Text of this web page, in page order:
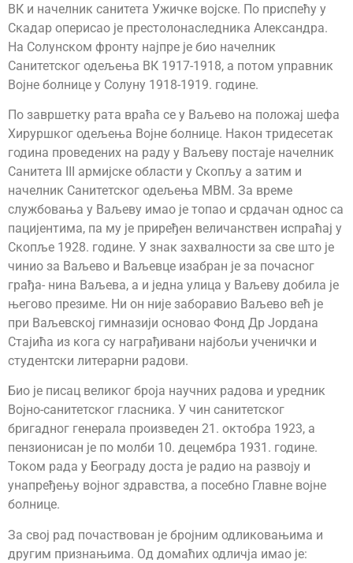
ВК и начелник санитета Ужичке војске. По приспећу у
Скадар оперисао је престолонаследника Александра.
На Солунском фронту најпре је био начелник
Санитетског одељења ВК 1917-1918, а потом управник
Војне болнице у Солуну 1918-1919. године.
По завршетку рата враћа се у Ваљево на положај шефа
Хируршког одељења Војне болнице. Након тридесетак
година проведених на раду у Ваљеву постаје начелник
Санитета III армијске области у Скопљу а затим и
начелник Санитетског одељења МВМ. За време
службовања у Ваљеву имао је топао и срдачан однос са
пацијентима, па му је приређен величанствен испраћај у
Скопље 1928. године. У знак захвалности за све што је
чинио за Ваљево и Ваљевце изабран је за почасног
грађа- нина Ваљева, а и једна улица у Ваљеву добила је
његово презиме. Ни он није заборавио Ваљево већ је
при Ваљевској гимназији основао Фонд Др Јордана
Стајића из кога су награђивани најбољи ученички и
студентски литерарни радови.
Био је писац великог броја научних радова и уредник
Војно-санитетског гласника. У чин санитетског
бригадног генерала произведен 21. октобра 1923, а
пензионисан је по молби 10. децембра 1931. године.
Током рада у Београду доста је радио на развоју и
унапређењу војног здравства, а посебно Главне војне
болнице.
За свој рад почаствован је бројним одликовањима и
другим признањима. Од домаћих одличја имао је: